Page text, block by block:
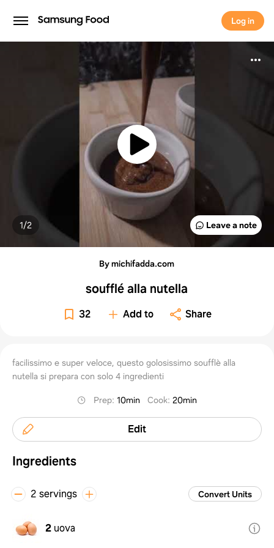
Log in
Log in
Leave a note
1/2
By michifadda.com
soufflé alla nutella
32 Add to Share
facilissimo e super veloce, questo golosissimo soufflè alla
nutella si prepara con solo 4 ingredienti
Prep:10min Cook:20min
Edit
Ingredients
2 servings Convert Units
2 uova